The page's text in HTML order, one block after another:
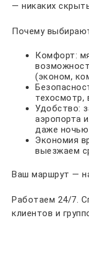
— никаких
Почему
Комфорт:
(эконом,
техосмотр,
Удобство:
аэропорта
даже
Экономия
выезжаем
Ваш маршрут —
Работаем 24/7.
клиентов и